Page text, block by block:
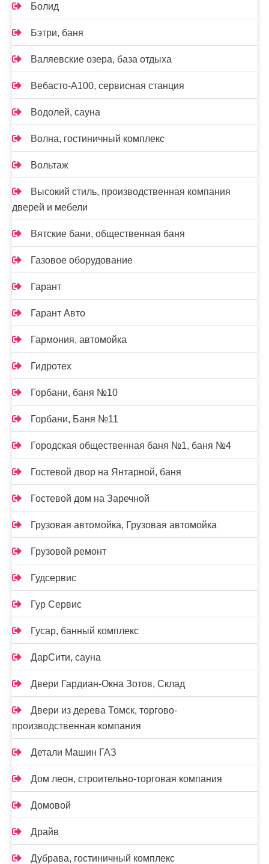
Болид
Бэтри, баня
Валяевские озера, база отдыха
Вебасто-А100, сервисная станция
Водолей, сауна
Волна, гостиничный комплекс
Вольтаж
Высокий стиль, производственная компания
дверей и мебели
Вятские бани, общественная баня
Газовое оборудование
Гарант
Гарант Авто
Гармония, автомойка
Гидротех
Горбани, баня №10
Горбани, Баня №11
Городская общественная баня №1, баня №4
Гостевой двор на Янтарной, баня
Гостевой дом на Заречной
Грузовая автомойка, Грузовая автомойка
Грузовой ремонт
Гудсервис
Гур Сервис
Гусар, банный комплекс
ДарСити, сауна
Двери Гардиан-Окна Зотов, Склад
Двери из дерева Томск, торгово-
производственная компания
Детали Машин ГАЗ
Дом леон, строительно-торговая компания
Домовой
Драйв
Дубрава, гостиничный комплекс